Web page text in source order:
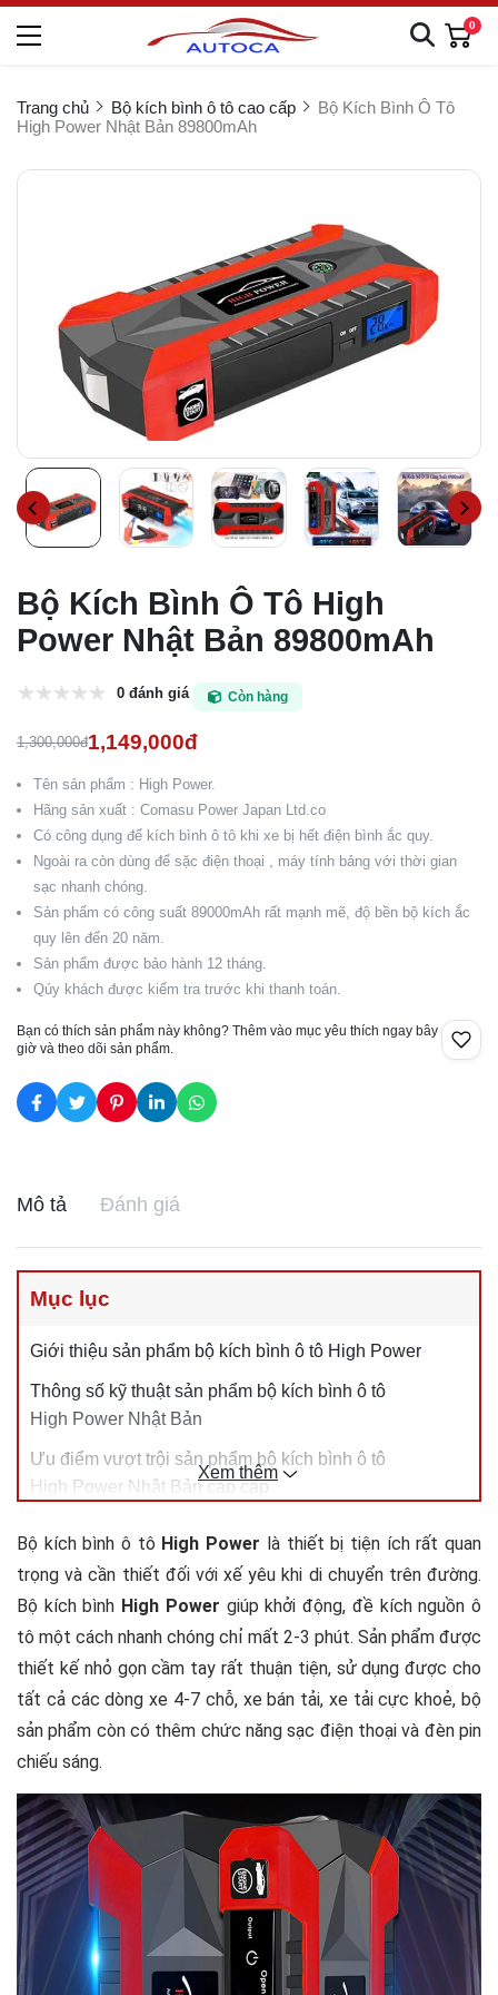
0
Trang chủ Bộ kích bình ô tô cao cấp
Bộ Kích Bình Ô Tô
High Power Nhật Bản 89800mAh
Bộ Kích Bình Ô Tô High
Power Nhật Bản 89800mAh
0 đánh giá Còn hàng
1,300,000đ1,149,000đ
Tên sản phẩm : High Power.
Hãng sản xuất : Comasu Power Japan Ltd.co
Có công dụng để kích bình ô tô khi xe bị hết điện bình ắc quy.
Ngoài ra còn dùng để sặc điện thoại , máy tính bảng với thời gian
sạc nhanh chóng.
Sản phẩm có công suất 89000mAh rất mạnh mẽ, độ bền bộ kích ắc
quy lên đến 20 năm.
Sản phẩm được bảo hành 12 tháng.
Qúy khách được kiểm tra trước khi thanh toán.
Bạn có thích sản phẩm này không? Thêm vào mục yêu thích ngay bây
giờ và theo dõi sản phẩm.
Mô tả Đánh giá
Mục lục
Giới thiệu sản phẩm bộ kích bình ô tô High Power
Thông số kỹ thuật sản phẩm bộ kích bình ô tô
High Power Nhật Bản
Ưu điểm vượt trội sản phẩm bộ kích bình ô tô
High Power Nhật Bản cao cấp
Power Nhật Bản khẩn cấp
Hướng dẫn sử dụng sản phẩm bộ kích bình ô tô
Tại sao nên sử dụng bộ kích bình ô tô High
Power khẩn cấp
Xem thêm
Bộ kích bình ô tô High Power là thiết bị tiện ích rất quan
trọng và cần thiết đối với xế yêu khi di chuyển trên đường.
Bộ kích bình High Power giúp khởi động, đề kích nguồn ô
tô một cách nhanh chóng chỉ mất 2-3 phút. Sản phẩm được
thiết kế nhỏ gọn cầm tay rất thuận tiện, sử dụng được cho
tất cả các dòng xe 4-7 chỗ, xe bán tải, xe tải cực khoẻ, bộ
sản phẩm còn có thêm chức năng sạc điện thoại và đèn pin
chiếu sáng.